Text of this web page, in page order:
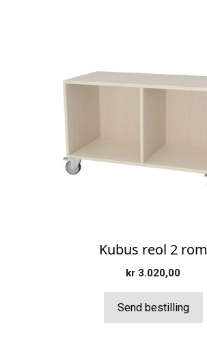
Kubus reol 2 rom
kr 3.020,00
Send bestilling